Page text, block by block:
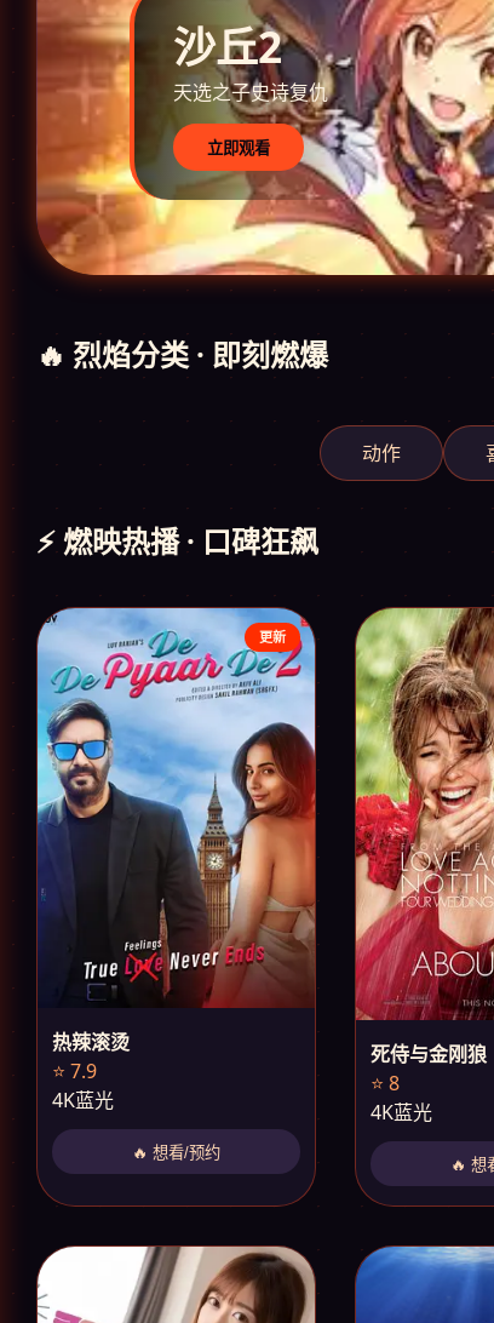
沙丘2
天选之子史诗复仇
立即观看
🔥 烈焰分类 · 即刻燃爆
动作
⚡ 燃映热播 · 口碑狂飙
更新
热辣滚烫
⭐ 7.9
4K蓝光
🔥 想看/预约
死侍与金刚狼
⭐ 8
4K蓝光
🔥 想